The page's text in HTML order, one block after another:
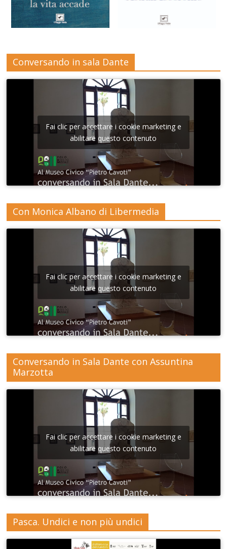
Conversando in sala Dante
Fai clic per accettare i cookie marketing e
abilitare questo contenuto
Con Monica Albano di Libermedia
Fai clic per accettare i cookie marketing e
abilitare questo contenuto
Conversando in Sala Dante con Assuntina
Marzotta
Fai clic per accettare i cookie marketing e
abilitare questo contenuto
Pasca. Undici e non più undici